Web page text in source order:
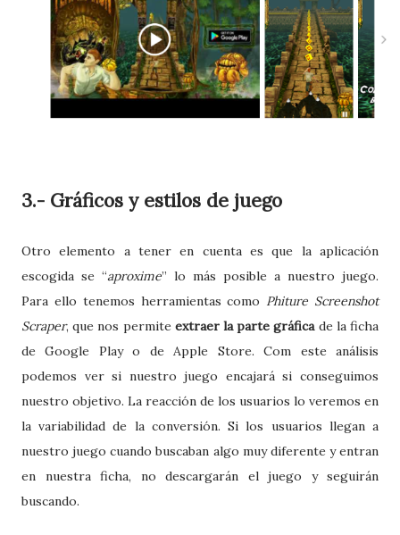
3.- Gráficos y estilos de juego
Otro elemento a tener en cuenta es que la aplicación
escogida se “aproxime” lo más posible a nuestro juego.
Para ello tenemos herramientas como Phiture Screenshot
Scraper, que nos permite extraer la parte gráficade la ficha
de Google Play o de Apple Store. Com este análisis
podemos ver si nuestro juego encajará si conseguimos
nuestro objetivo. La reacción de los usuarios lo veremos en
la variabilidad de la conversión. Si los usuarios llegan a
nuestro juego cuando buscaban algo muy diferente y entran
en nuestra ficha, no descargarán el juego y seguirán
buscando.